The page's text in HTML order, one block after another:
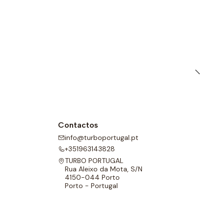
Contactos
info@turboportugal.pt
+351963143828
TURBO PORTUGAL
Rua Aleixo da Mota, S/N
4150-044 Porto
Porto - Portugal